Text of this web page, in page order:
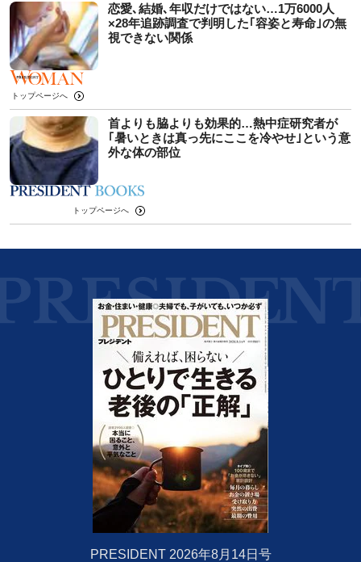
恋愛､結婚､年収だけではない…1万6000人
×28年追跡調査で判明した｢容姿と寿命｣の無
視できない関係
トップページへ
首よりも脇よりも効果的…熱中症研究者が
｢暑いときは真っ先にここを冷やせ｣という意
外な体の部位
トップページへ
PRESIDENT 2026年8月14日号